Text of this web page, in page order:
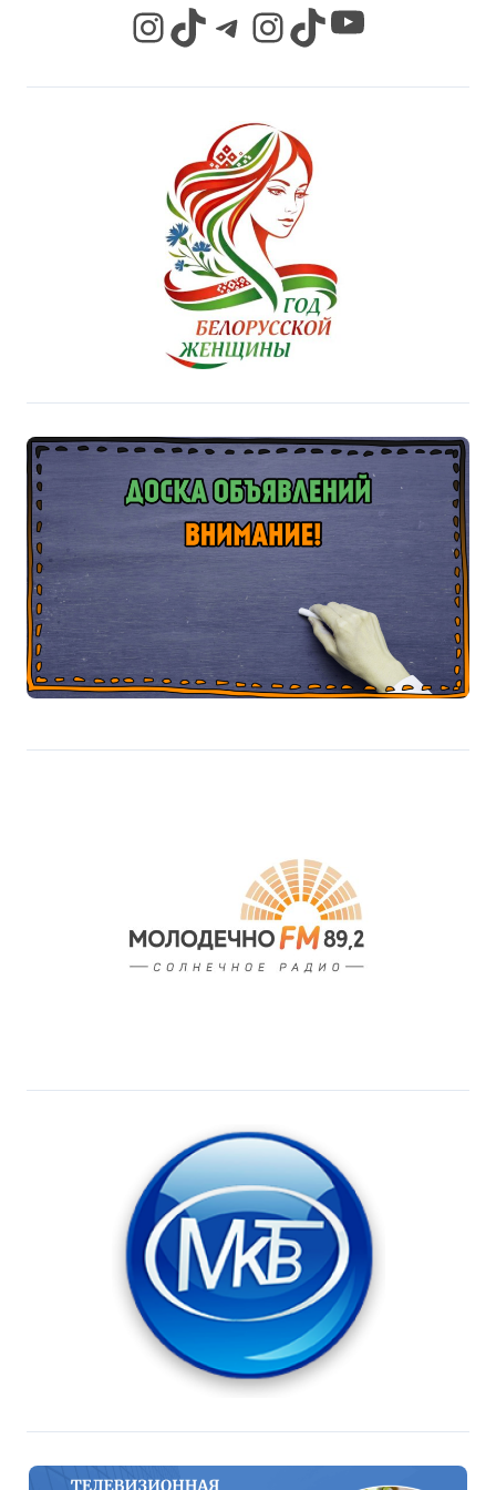
InstagramTikTok Telegram InstagramTikTok YouTube